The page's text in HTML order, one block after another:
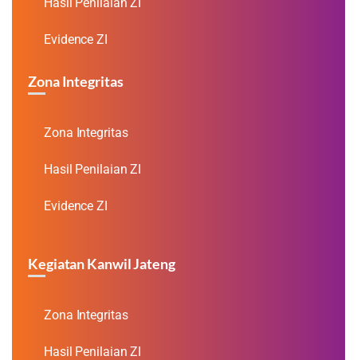
Evidence ZI
Zona Integritas
Zona Integritas
Hasil Penilaian ZI
Evidence ZI
Kegiatan Kanwil Jateng
Zona Integritas
Hasil Penilaian ZI